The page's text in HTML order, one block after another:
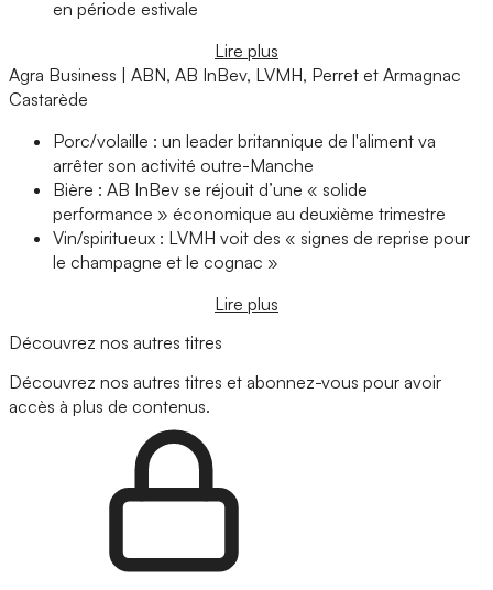
en période estivale
Lire plus
Agra Business | ABN, AB InBev, LVMH, Perret et Armagnac
Castarède
Porc/volaille : un leader britannique de l'aliment va
arrêter son activité outre-Manche
Bière : AB InBev se réjouit d’une « solide
performance » économique au deuxième trimestre
Vin/spiritueux : LVMH voit des « signes de reprise pour
le champagne et le cognac »
Lire plus
Découvrez nos autres titres
Découvrez nos autres titres et abonnez-vous pour avoir
accès à plus de contenus.